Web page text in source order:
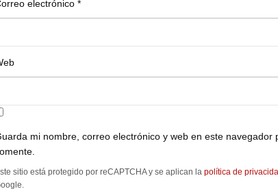
electrónico*
mi nombre, correo electrónico y web en este navegador
sitio está protegido por reCAPTCHA y se aplican lapolítica de